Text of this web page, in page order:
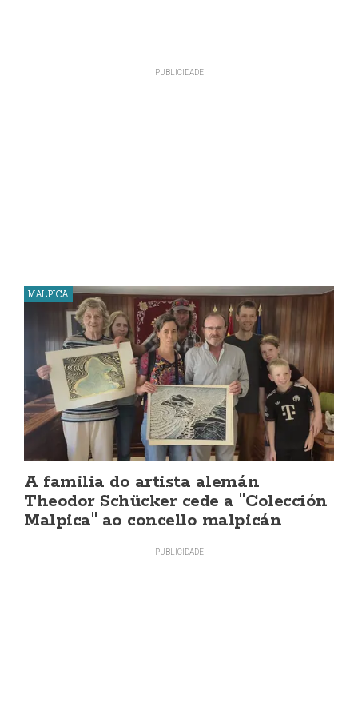
MALPICA
A familia do artista alemán
Theodor Schücker cede a "Colección
Malpica" ao concello malpicán